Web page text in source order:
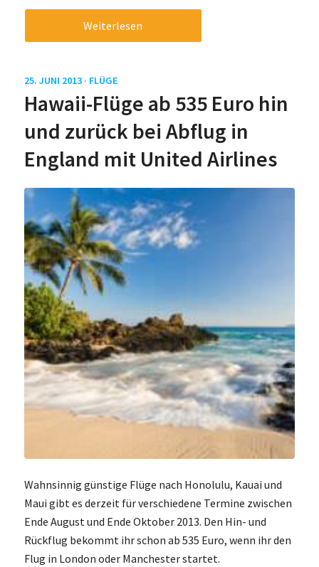
Weiterlesen
25. JUNI 2013 · FLÜGE
Hawaii-Flüge ab 535 Euro hin
und zurück bei Abflug in
England mit United Airlines
Wahnsinnig günstige Flüge nach Honolulu, Kauai und
Maui gibt es derzeit für verschiedene Termine zwischen
Ende August und Ende Oktober 2013. Den Hin- und
Rückflug bekommt ihr schon ab 535 Euro, wenn ihr den
Flug in London oder Manchester startet.